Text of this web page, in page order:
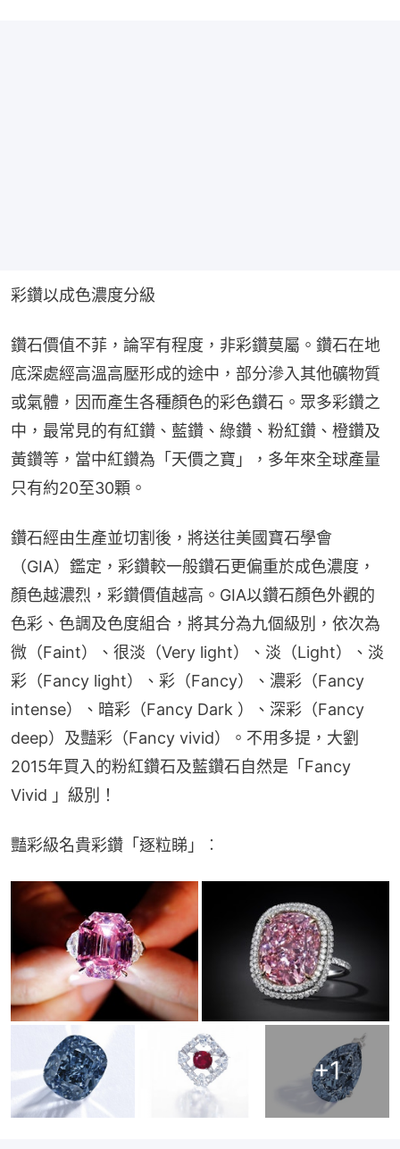
彩鑽以成色濃度分級
鑽石價值不菲，論罕有程度，非彩鑽莫屬。鑽石在地
底深處經高溫高壓形成的途中，部分滲入其他礦物質
或氣體，因而產生各種顏色的彩色鑽石。眾多彩鑽之
中，最常見的有紅鑽、藍鑽、綠鑽、粉紅鑽、橙鑽及
黃鑽等，當中紅鑽為「天價之寶」，多年來全球產量
只有約20至30顆。
鑽石經由生產並切割後，將送往美國寶石學會
（GIA）鑑定，彩鑽較一般鑽石更偏重於成色濃度，
顏色越濃烈，彩鑽價值越高。GIA以鑽石顏色外觀的
色彩、色調及色度組合，將其分為九個級別，依次為
微（Faint）、很淡（Very light）、淡（Light）、淡
彩（Fancy light）、彩（Fancy）、濃彩（Fancy
intense）、暗彩（Fancy Dark ）、深彩（Fancy
deep）及豔彩（Fancy vivid）。不用多提，大劉
2015年買入的粉紅鑽石及藍鑽石自然是「Fancy
Vivid 」級別！
豔彩級名貴彩鑽「逐粒睇」︰
+1